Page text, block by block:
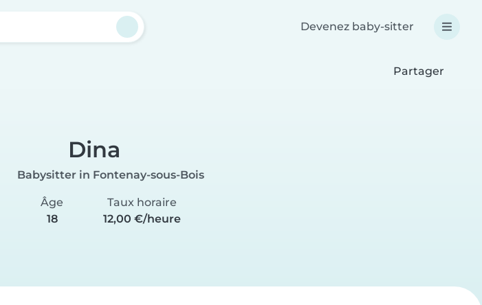
Devenez baby-sitter
Partager
Dina
Babysitter in Fontenay-sous-Bois
Âge
18
Taux horaire
12,00 €/heure